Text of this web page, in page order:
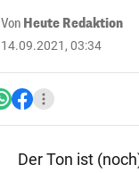
Von Heute Redaktion
14.09.2021, 03:34
Der Ton ist